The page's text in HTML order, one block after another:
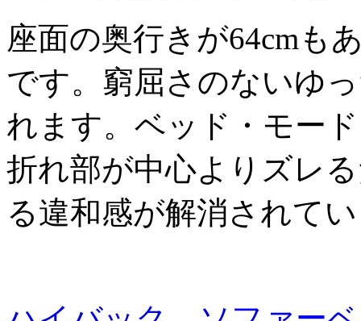
座面の奥行きが64cmも
です。窮屈さのないゆ
れます。ベッド・モー
折れ部が中心よりズレ
る違和感が解消されて